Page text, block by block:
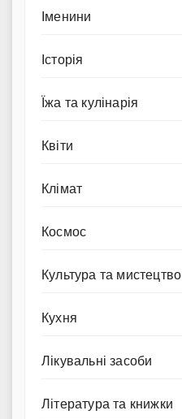
Іменини
Історія
Їжа та кулінарія
Квіти
Клімат
Космос
Культура та мистецтво
Кухня
Лікувальні засоби
Література та книжки